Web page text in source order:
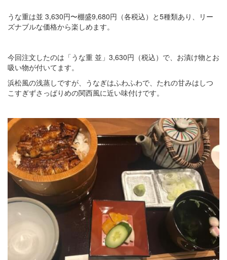
うな重は並 3,630円〜棚盛9,680円（各税込）と5種類あり、リー
ズナブルな価格から楽しめます。
今回注文したのは「うな重 並」3,630円（税込）で、お漬け物とお
吸い物が付いてます。
浜松風の浅蒸しですが、うなぎはふわふわで、たれの甘みはしつ
こすぎずさっぱりめの関西風に近い味付けです。